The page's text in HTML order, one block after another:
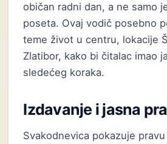
običan radni dan, a ne samo
poseta. Ovaj vodič posebno
teme život u centru, lokacije
Zlatibor, kako bi čitalac imao
sledećeg koraka.
Izdavanje i jasna
Svakodnevica pokazuje